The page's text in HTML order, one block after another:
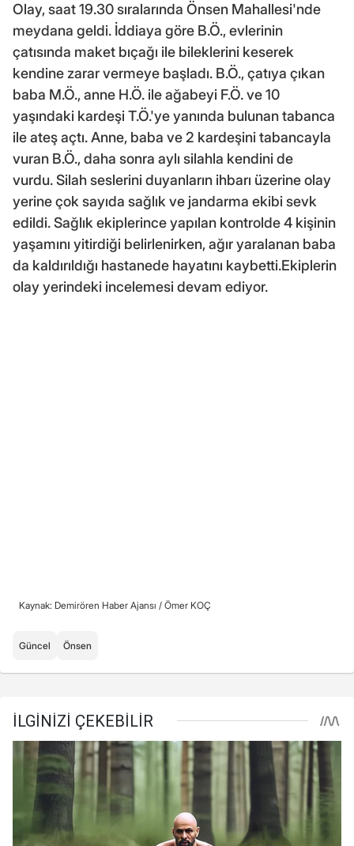
Olay, saat 19.30 sıralarında Önsen Mahallesi'nde
meydana geldi. İddiaya göre B.Ö., evlerinin
çatısında maket bıçağı ile bileklerini keserek
kendine zarar vermeye başladı. B.Ö., çatıya çıkan
baba M.Ö., anne H.Ö. ile ağabeyi F.Ö. ve 10
yaşındaki kardeşi T.Ö.'ye yanında bulunan tabanca
ile ateş açtı. Anne, baba ve 2 kardeşini tabancayla
vuran B.Ö., daha sonra aylı silahla kendini de
vurdu. Silah seslerini duyanların ihbarı üzerine olay
yerine çok sayıda sağlık ve jandarma ekibi sevk
edildi. Sağlık ekiplerince yapılan kontrolde 4 kişinin
yaşamını yitirdiği belirlenirken, ağır yaralanan baba
da kaldırıldığı hastanede hayatını kaybetti.Ekiplerin
olay yerindeki incelemesi devam ediyor.
Kaynak: Demirören Haber Ajansı / Ömer KOÇ
Güncel Önsen